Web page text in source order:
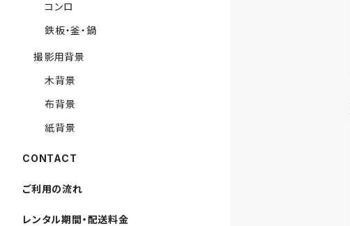
コンロ
鉄板・釜・鍋
撮影用背景
木背景
布背景
紙背景
CONTACT
ご利用の流れ
レンタル期間・配送料金